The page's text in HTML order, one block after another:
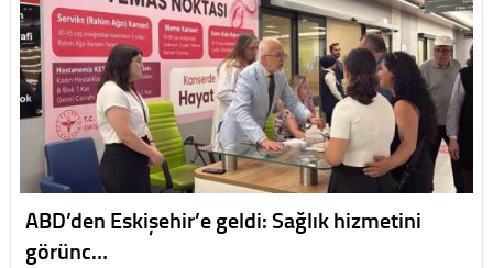
ABD’den Eskişehir’e geldi: Sağlık hizmetini
görünc…